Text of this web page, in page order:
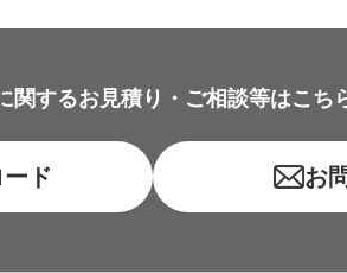
関するお見積り・ご相談等はこち
ド お